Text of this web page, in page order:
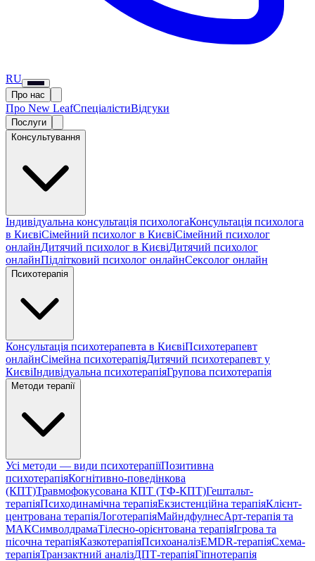
RU
Про нас
Про New LeafСпеціалістиВідгуки
Послуги
Консультування
Індивідуальна консультація психологаКонсультація психолога
в КиєвіСімейний психолог в КиєвіСімейний психолог
онлайнДитячий психолог в КиєвіДитячий психолог
онлайнПідлітковий психолог онлайнСексолог онлайн
Психотерапія
Консультація психотерапевта в КиєвіПсихотерапевт
онлайнСімейна психотерапіяДитячий психотерапевт у
КиєвіІндивідуальна психотерапіяГрупова психотерапія
Методи терапії
Усі методи — види психотерапіїПозитивна
психотерапіяКогнітивно-поведінкова
(КПТ)Травмофокусована КПТ (ТФ-КПТ)Гештальт-
терапіяПсиходинамічна терапіяЕкзистенційна терапіяКлієнт-
центрована терапіяЛоготерапіяМайндфулнесАрт-терапія та
МАКСимволдрамаТілесно-орієнтована терапіяІгрова та
пісочна терапіяКазкотерапіяПсихоаналізEMDR-терапіяСхема-
терапіяТранзактний аналізДПТ-терапіяГіпнотерапія